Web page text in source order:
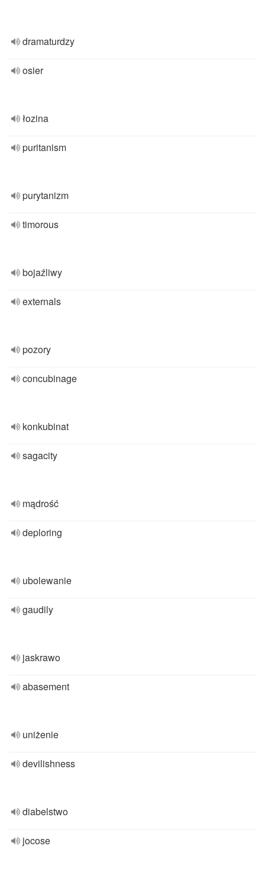
dramaturdzy
osier
łozina
puritanism
purytanizm
timorous
bojaźliwy
externals
pozory
concubinage
konkubinat
sagacity
mądrość
deploring
ubolewanie
gaudily
jaskrawo
abasement
uniżenie
devilishness
diabelstwo
jocose